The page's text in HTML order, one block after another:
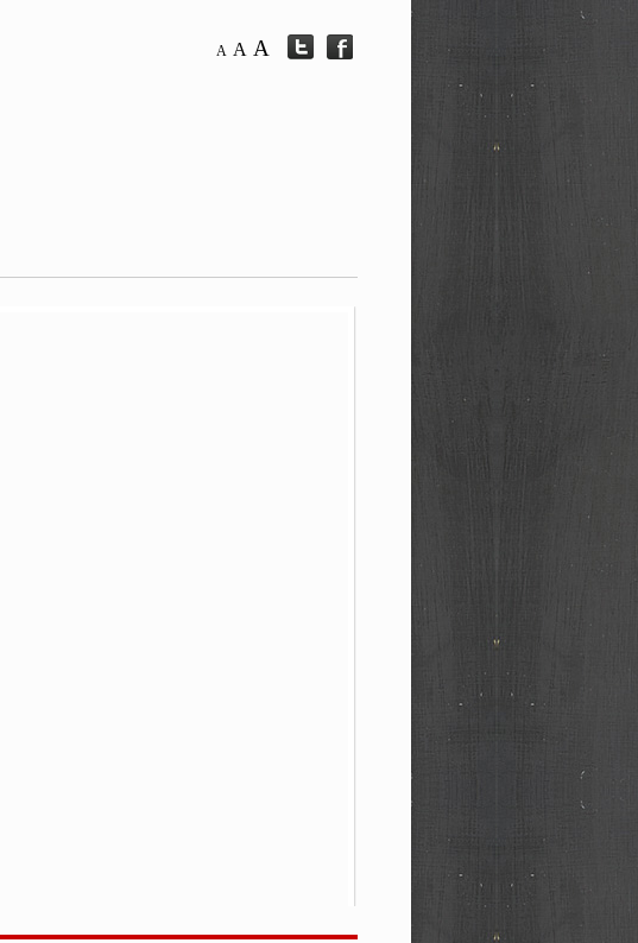
A A A